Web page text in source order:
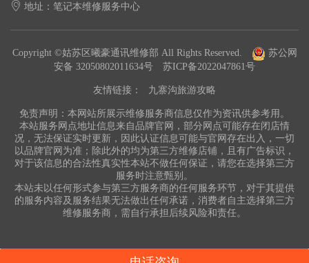
地址：笔记本维修服务中心
Copyright ©姑苏区曦豪通讯维修部 All Rights Reserved.
苏公网
安备 32050802011634号
苏ICP备2022047861号
友情链接： 九寨沟旅游攻略
免责声明：本网站所展示维修服务商信息仅作为资讯供参考用。
本站服务网点地址信息来自品牌官网，部分网点可能存在闭店情
况，无法保证实时更新，因此认证信息可能与官网存在出入，一切
以品牌官网为准；除此外的均为第三方维修店铺，且有广告标识，
对于该信息的合法性真实性本站不做任何保证，请您在选择第三方
服务时注意甄别。
本站未以任何形式参与第三方服务商的任何服务环节，对于其提供
的服务内容及服务结果无法做出任何承诺，消费者自主选择第三方
维修服务商，需自行承担后续风险和责任。